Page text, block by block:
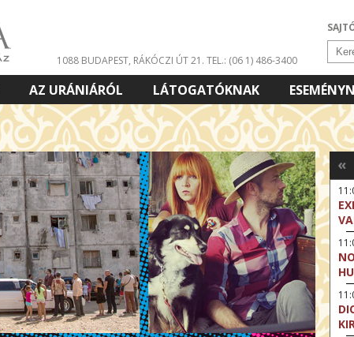
1088 BUDAPEST, RÁKÓCZI ÚT 21. TEL.: (06 1) 486-3400
AZ URÁNIÁRÓL LÁTOGATÓKNAK
«